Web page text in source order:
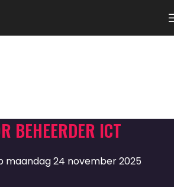
BEHEERDER ICT
maandag 24 november 2025